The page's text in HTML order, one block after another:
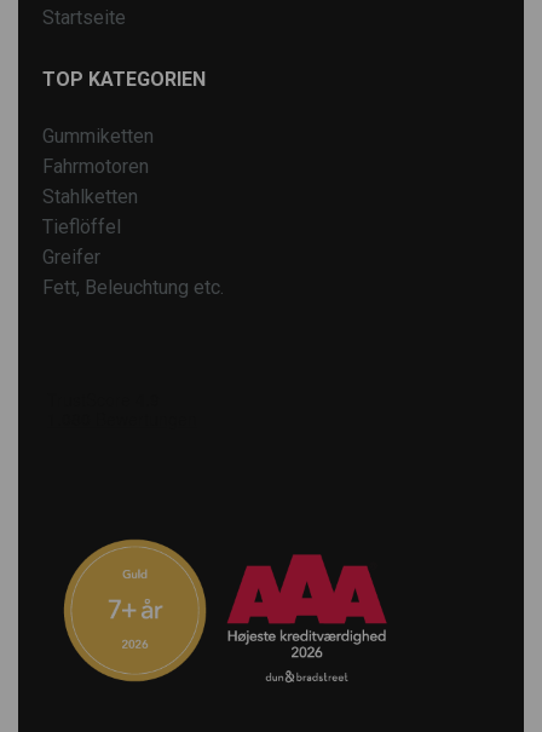
Startseite
TOP KATEGORIEN
Gummiketten
Fahrmotoren
Stahlketten
Tieflöffel
Greifer
Fett, Beleuchtung etc.